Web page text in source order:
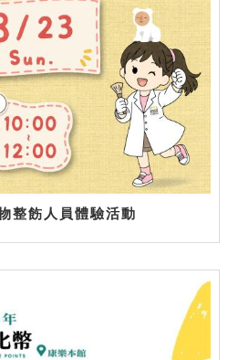
整飭人員體驗活動